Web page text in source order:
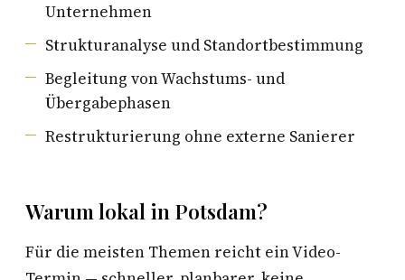
Unternehmen
Strukturanalyse und Standortbestimmung
Begleitung von Wachstums- und
Übergabephasen
Restrukturierung ohne externe Sanierer
Warum lokal in Potsdam?
Für die meisten Themen reicht ein Video-